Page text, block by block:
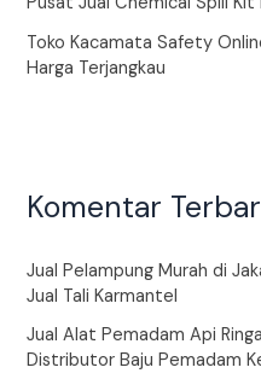
Toko Kacamata Safety
Harga Terjangkau
Komentar
Jual Pelampung Murah di
Jual Tali Karmantel
Jual Alat Pemadam Api
Distributor Baju Pemadam